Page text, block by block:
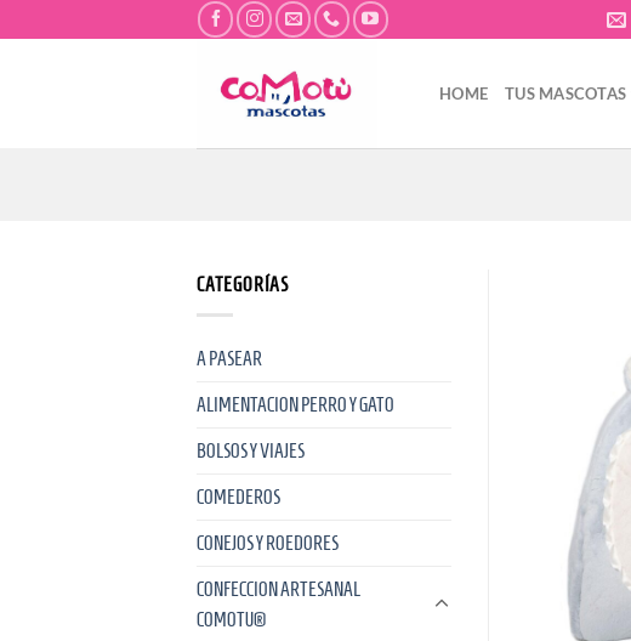
al
HOME TUS MASCOTAS
CATEGORÍAS
A PASEAR
ALIMENTACION PERRO Y GATO
BOLSOS Y VIAJES
COMEDEROS
CONEJOS Y ROEDORES
CONFECCION ARTESANAL
COMOTU®